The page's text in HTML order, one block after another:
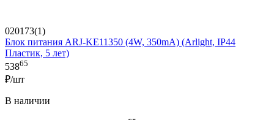
020173(1)
Блок питания ARJ-KE11350 (4W, 350mA) (Arlight, IP44
Пластик, 5 лет)
53865
₽/шт
В наличии